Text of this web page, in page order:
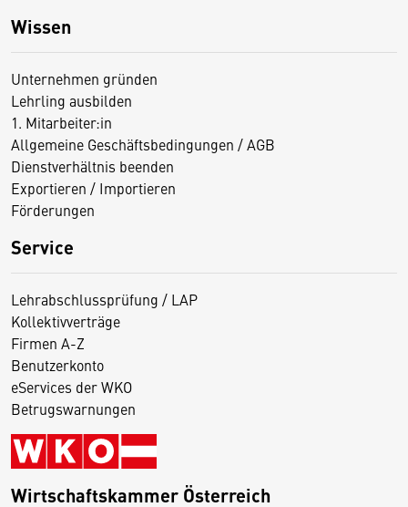
Wissen
Unternehmen gründen
Lehrling ausbilden
1. Mitarbeiter:in
Allgemeine Geschäftsbedingungen / AGB
Dienstverhältnis beenden
Exportieren / Importieren
Förderungen
Service
Lehrabschlussprüfung / LAP
Kollektivverträge
Firmen A-Z
Benutzerkonto
eServices der WKO
Betrugswarnungen
Wirtschaftskammer Österreich